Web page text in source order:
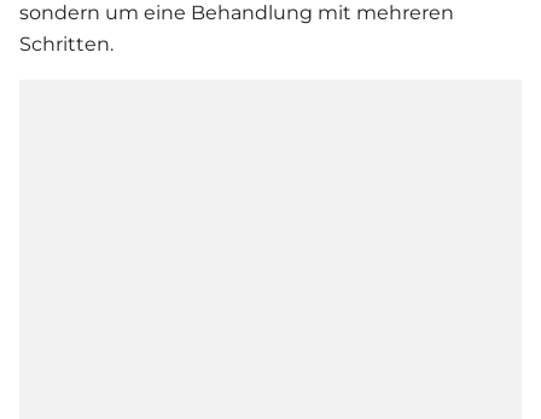
sondern um eine Behandlung mit mehreren
Schritten.